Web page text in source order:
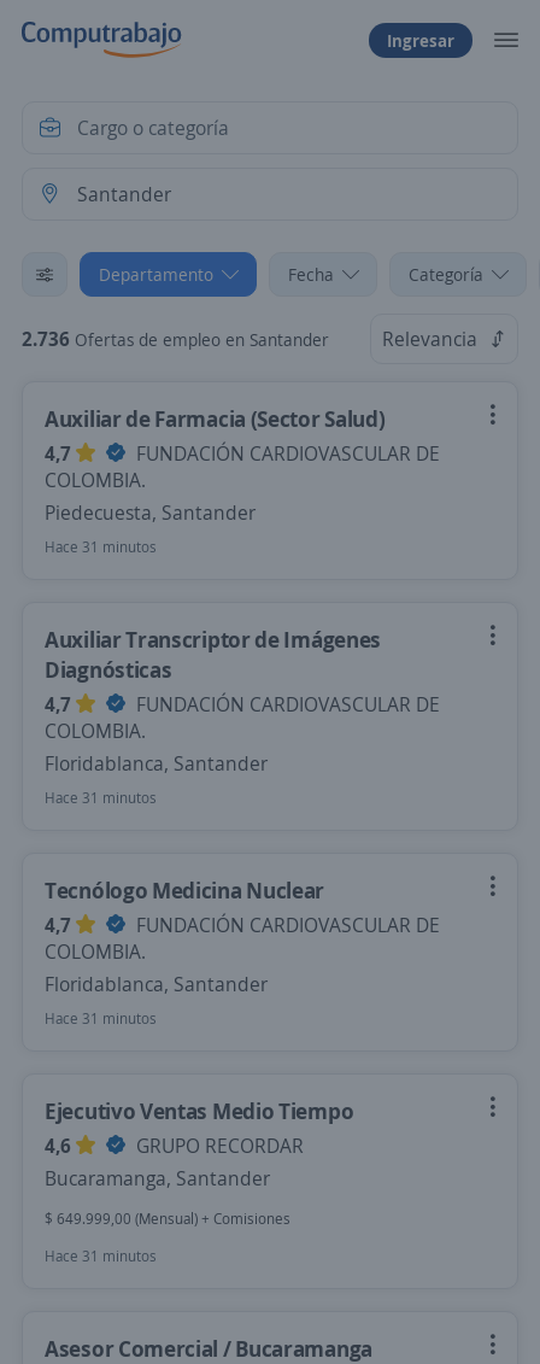
Ingresar
Departamento Fecha Categoría
2.736 Ofertas de empleo en Santander Relevancia
Auxiliar de Farmacia (Sector Salud)
4,7
FUNDACIÓN CARDIOVASCULAR DE
COLOMBIA.
Piedecuesta, Santander
Hace 31 minutos
Auxiliar Transcriptor de Imágenes
Diagnósticas
4,7
FUNDACIÓN CARDIOVASCULAR DE
COLOMBIA.
Floridablanca, Santander
Hace 31 minutos
Tecnólogo Medicina Nuclear
4,7
FUNDACIÓN CARDIOVASCULAR DE
COLOMBIA.
Floridablanca, Santander
Hace 31 minutos
Ejecutivo Ventas Medio Tiempo
4,6
GRUPO RECORDAR
Bucaramanga, Santander
$ 649.999,00 (Mensual) + Comisiones
Hace 31 minutos
Asesor Comercial / Bucaramanga